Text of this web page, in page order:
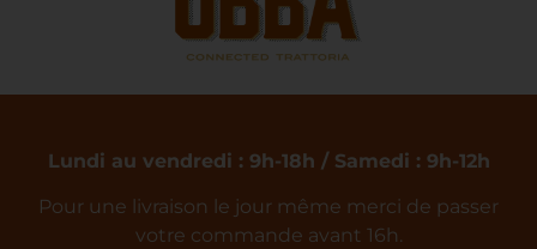
Lundi au vendredi : 9h-18h / Samedi : 9h-12h
Pour une livraison le jour même merci de passer
votre commande avant 16h.